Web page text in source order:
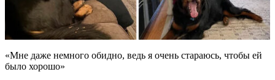
«Мне даже немного обидно, ведь я очень стараюсь, чтобы ей
было хорошо»